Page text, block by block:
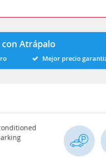
Atrápalo
Mejor precio